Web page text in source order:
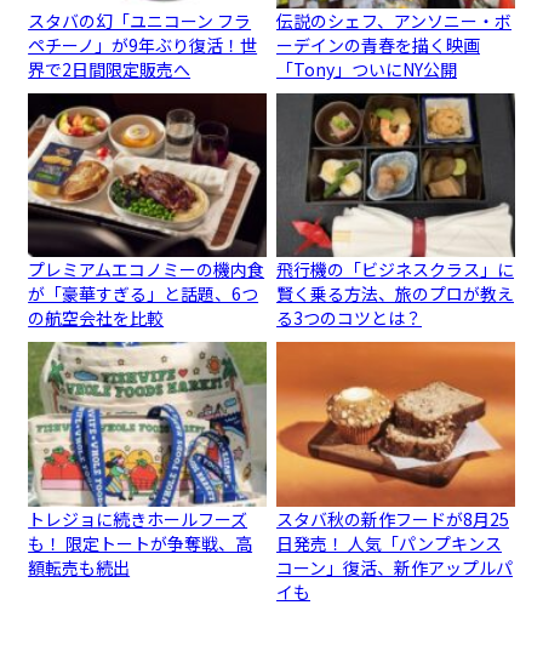
スタバの幻「ユニコーン フラ
ペチーノ」が9年ぶり復活！世
界で2日間限定販売へ
伝説のシェフ、アンソニー・ボ
ーデインの青春を描く映画
「Tony」ついにNY公開
プレミアムエコノミーの機内食
が「豪華すぎる」と話題、6つ
の航空会社を比較
飛行機の「ビジネスクラス」に
賢く乗る方法、旅のプロが教え
る3つのコツとは？
トレジョに続きホールフーズ
も！ 限定トートが争奪戦、高
額転売も続出
スタバ秋の新作フードが8月25
日発売！ 人気「パンプキンス
コーン」復活、新作アップルパ
イも